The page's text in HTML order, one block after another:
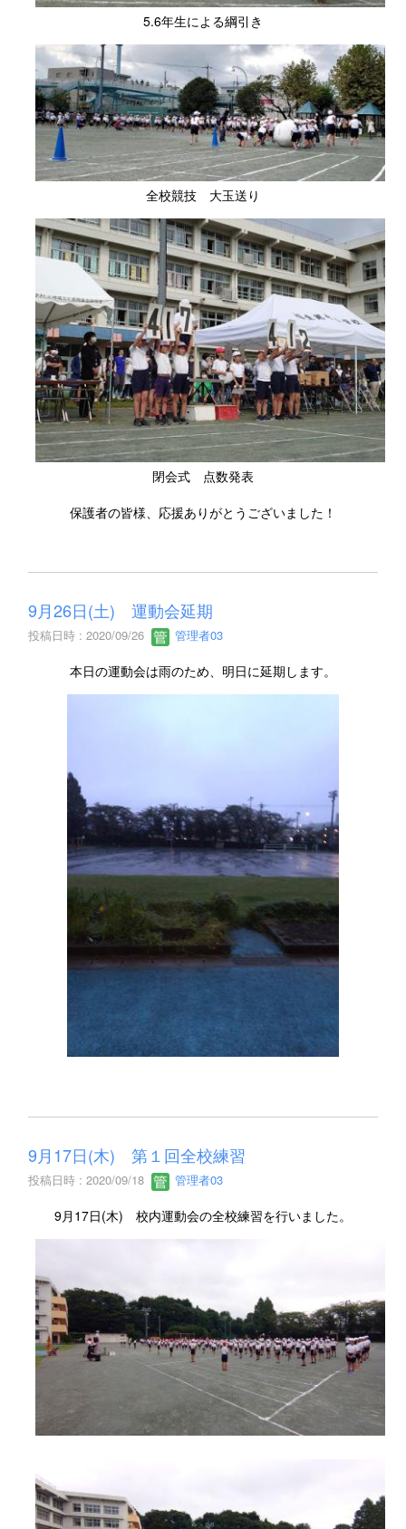
5.6年生による綱引き
全校競技 大玉送り
閉会式 点数発表
保護者の皆様、応援ありがとうございました！
9月26日(土) 運動会延期
投稿日時 : 2020/09/26 管理者03
本日の運動会は雨のため、明日に延期します。
9月17日(木) 第１回全校練習
投稿日時 : 2020/09/18 管理者03
9月17日(木) 校内運動会の全校練習を行いました。